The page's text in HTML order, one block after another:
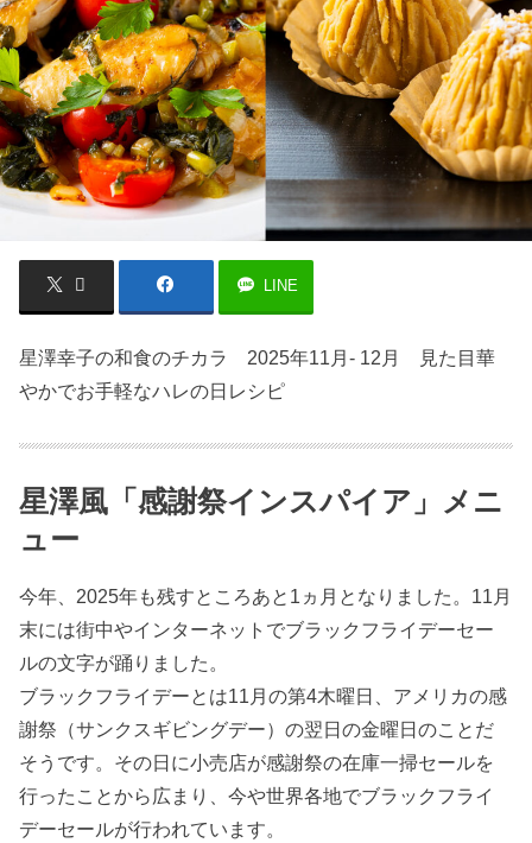
LINE
星澤幸子の和食のチカラ 2025年11月- 12月 見た目華
やかでお手軽なハレの日レシピ
星澤風「感謝祭インスパイア」メニ
ュー
今年、2025年も残すところあと1ヵ月となりました。11月
末には街中やインターネットでブラックフライデーセー
ルの文字が踊りました。
ブラックフライデーとは11月の第4木曜日、アメリカの感
謝祭（サンクスギビングデー）の翌日の金曜日のことだ
そうです。その日に小売店が感謝祭の在庫一掃セールを
行ったことから広まり、今や世界各地でブラックフライ
デーセールが行われています。